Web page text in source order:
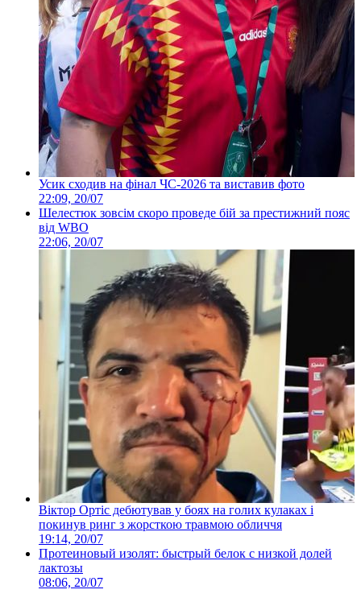
Усик сходив на фінал ЧС-2026 та виставив фото
22:09, 20/07
Шелестюк зовсім скоро проведе бій за престижний пояс
від WBO
22:06, 20/07
Віктор Ортіс дебютував у боях на голих кулаках і
покинув ринг з жорсткою травмою обличчя
19:14, 20/07
Протеиновый изолят: быстрый белок с низкой долей
лактозы
08:06, 20/07